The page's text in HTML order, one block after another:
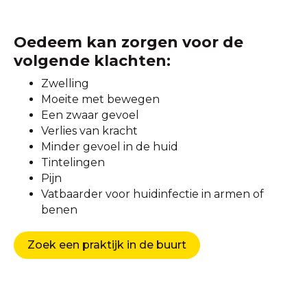
Oedeem kan zorgen voor de
volgende klachten:
Zwelling
Moeite met bewegen
Een zwaar gevoel
Verlies van kracht
Minder gevoel in de huid
Tintelingen
Pijn
Vatbaarder voor huidinfectie in armen of
benen
Zoek een praktijk in de buurt